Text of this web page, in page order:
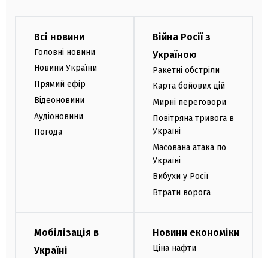
Всі новини
Головні новини
Новини України
Прямий ефір
Відеоновини
Аудіоновини
Погода
Війна Росії з
Україною
Ракетні обстріли
Карта бойових дій
Мирні переговори
Повітряна тривога в
Україні
Масована атака по
Україні
Вибухи у Росії
Втрати ворога
Мобілізація в
Україні
Новини економіки
Ціна нафти